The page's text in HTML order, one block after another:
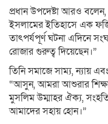
প্রধান উপদেষ্টা আরও
ইসলামের ইতিহাসে এক
তাৎপর্যপূর্ণ ঘটনা এদিনে
রোজার গুরুত্ব দিয়েছেন।”
তিনি সমাজে সাম্য, ন্যায়
“আসুন, আমরা আশুরার
মুসলিম উম্মাহর ঐক্য,
আমাদের সহায় হোন।”